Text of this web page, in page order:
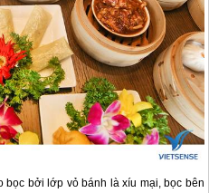
bởi lớp vỏ bánh là xíu mại, bọc bên